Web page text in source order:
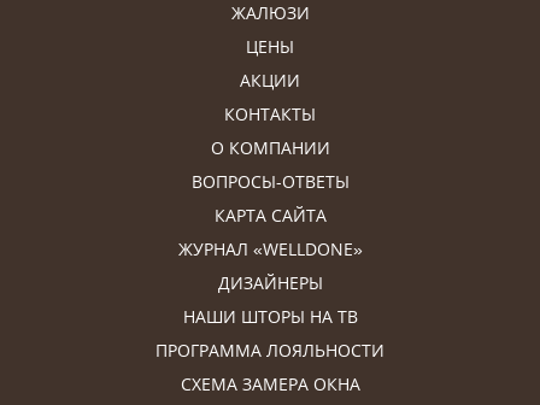
ЖАЛЮЗИ
ЦЕНЫ
АКЦИИ
КОНТАКТЫ
О КОМПАНИИ
ВОПРОСЫ-ОТВЕТЫ
КАРТА САЙТА
ЖУРНАЛ «WELLDONE»
ДИЗАЙНЕРЫ
НАШИ ШТОРЫ НА ТВ
ПРОГРАММА ЛОЯЛЬНОСТИ
СХЕМА ЗАМЕРА ОКНА